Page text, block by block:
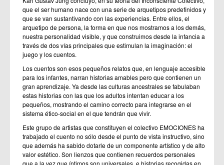
que el ser humano nace con una serie de arquetipos predefinidos y
que se van sustantivando con las experiencias. Entre ellos, el
arquetipo de persona, la forma en que nos mostramos a los demás,
nuestra personalidad visible, y que construimos desde la infancia a
través de dos vías principales que estimulan la imaginación: el
juego y los cuentos.
Los cuentos son esos pequeños relatos que, en lenguaje accesible
para los infantes, narran historias amables pero que contienen un
gran aprendizaje. Ya desde las culturas ancestrales se fabulaban
estas historias con las que los adultos intentan educar a los
pequeños, mostrando el camino correcto para integrarse en el
sistema ético-social en el que tendrán que vivir.
Este grupo de artistas que constituyen el colectivo EMOCIONES ha
trabajado el cuento no sólo desde el punto de vista instructivo, sino
que además ha sabido dotarle de un componente artístico y de alto
valor estético. Son lienzos que contienen recuerdos personales